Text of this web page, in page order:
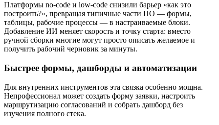
Платформы no‑code и low‑code снизили барьер «как это
построить?», превращая типичные части ПО — формы,
таблицы, рабочие процессы — в настраиваемые блоки.
Добавление ИИ меняет скорость и точку старта: вместо
ручной сборки многие могут просто описать желаемое и
получить рабочий черновик за минуты.
Быстрее формы, дашборды и автоматизации
Для внутренних инструментов эта связка особенно мощна.
Непрофессионал может создать форму заявки, настроить
маршрутизацию согласований и собрать дашборд без
изучения полного стека.